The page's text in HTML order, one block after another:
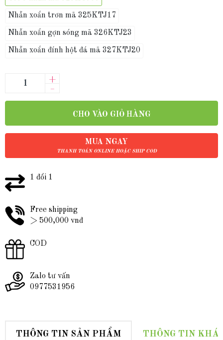
Nhẫn xoắn trơn mã 325KTJ17
Nhẫn xoắn gợn sóng mã 326KTJ23
Nhẫn xoắn đính hột đá mã 327KTJ20
–
+
CHO VÀO GIỎ HÀNG
MUA NGAY
THANH TOÁN ONLINE HOẶC SHIP COD
1 đổi 1
Free shipping
> 500,000 vnđ
COD
Zalo tư vấn
0977531956
THÔNG TIN SẢN PHẨM THÔNG TIN